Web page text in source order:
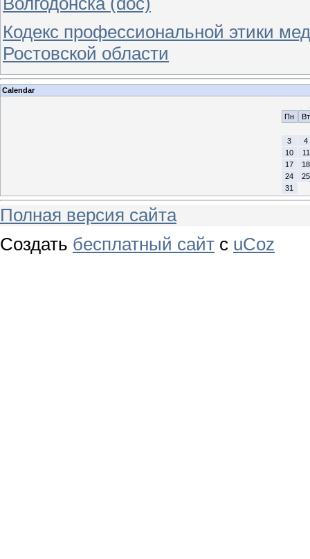
Кодекс профессиональной этики
Ростовской области
Calendar
Пн
Вт
3
4
10
11
17
18
24
25
31
Полная версия сайта
Создать бесплатный сайт с uCoz